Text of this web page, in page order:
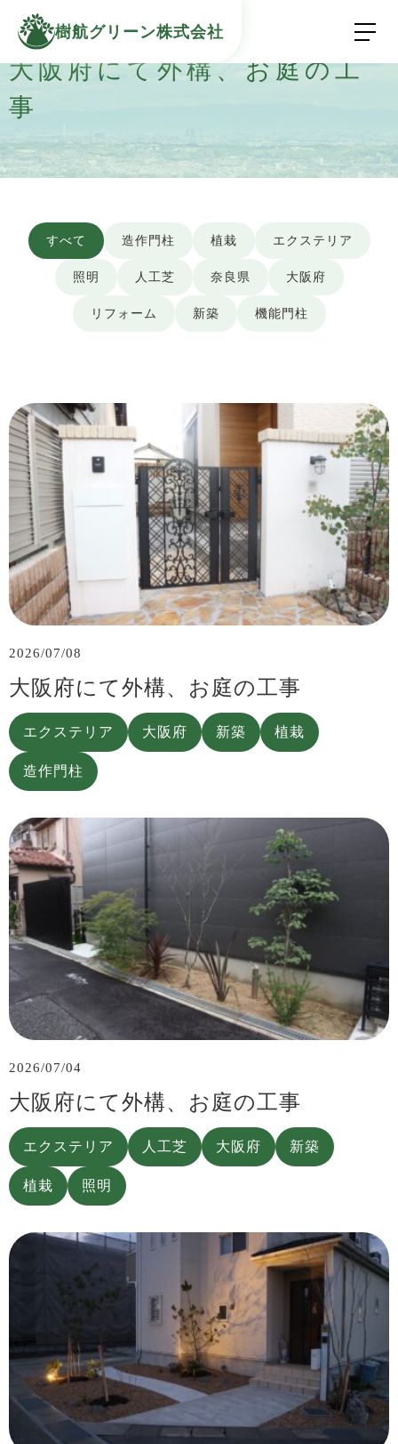
樹航グリーン株式会社
大阪府にて外構、お庭の工
事
すべて 造作門柱 植栽 エクステリア
照明 人工芝 奈良県 大阪府
リフォーム 新築 機能門柱
2026/07/08
大阪府にて外構、お庭の工事
エクステリア 大阪府 新築 植栽
造作門柱
2026/07/04
大阪府にて外構、お庭の工事
エクステリア 人工芝 大阪府 新築
植栽 照明